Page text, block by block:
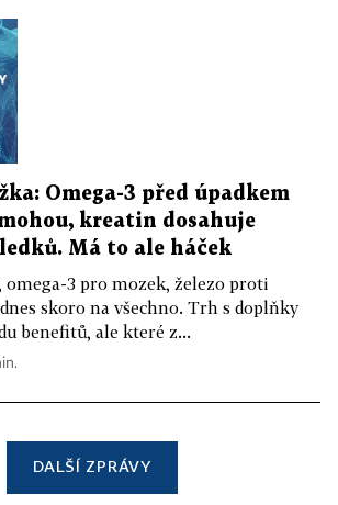
Omega-3 před úpadkem
kreatin dosahuje
Má to ale háček
omega-3 pro mozek, železo proti
skoro na všechno. Trh s doplňky
benefitů, ale které z...
DALŠÍ ZPRÁVY